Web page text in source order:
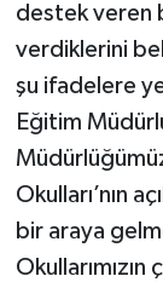
destek veren
verdiklerini
şu ifadelere
Eğitim
Okulları’nın
bir araya